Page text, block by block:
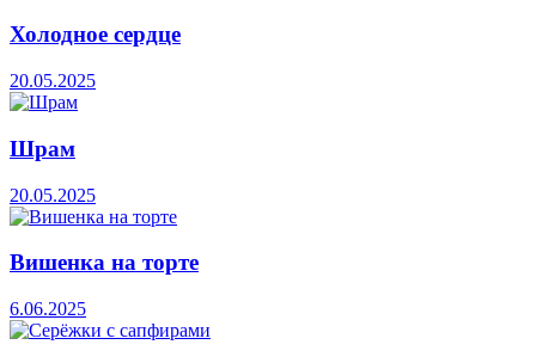
Холодное сердце
20.05.2025
Шрам
20.05.2025
Вишенка на торте
6.06.2025